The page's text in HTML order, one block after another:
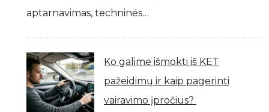
aptarnavimas, techninės…
Ko galime išmokti iš KET
pažeidimų ir kaip pagerinti
vairavimo įpročius?